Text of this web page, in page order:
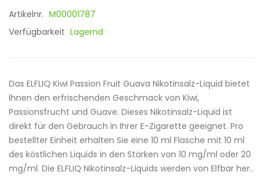
Artikelnr. M00001787
Verfügbarkeit Lagernd
Das ELFLIQ Kiwi Passion Fruit Guava Nikotinsalz-Liquid bietet
Ihnen den erfrischenden Geschmack von Kiwi,
Passionsfrucht und Guave. Dieses Nikotinsalz-Liquid ist
direkt für den Gebrauch in Ihrer E-Zigarette geeignet. Pro
bestellter Einheit erhalten Sie eine 10 ml Flasche mit 10 ml
des köstlichen Liquids in den Stärken von 10 mg/ml oder 20
mg/ml. Die ELFLIQ Nikotinsalz-Liquids werden von Elfbar her..